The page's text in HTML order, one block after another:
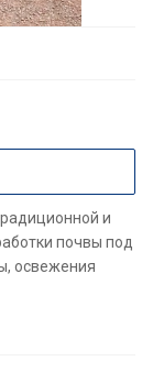
и
почвы под
освежения